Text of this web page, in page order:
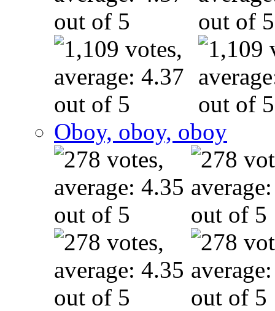
Oboy, oboy, oboy